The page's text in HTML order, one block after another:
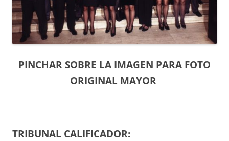
PINCHAR SOBRE LA IMAGEN PARA FOTO
ORIGINAL MAYOR
TRIBUNAL CALIFICADOR: